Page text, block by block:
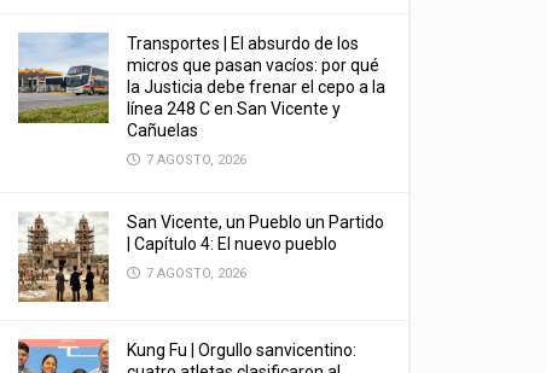
Transportes | El absurdo de los
micros que pasan vacíos: por qué
la Justicia debe frenar el cepo a la
línea 248 C en San Vicente y
Cañuelas
7 AGOSTO, 2026
San Vicente, un Pueblo un Partido
| Capítulo 4: El nuevo pueblo
7 AGOSTO, 2026
Kung Fu | Orgullo sanvicentino: